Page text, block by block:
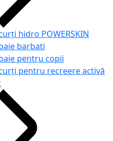
hidro POWERSKIN
barbati
pentru copii
pentru recreere activă